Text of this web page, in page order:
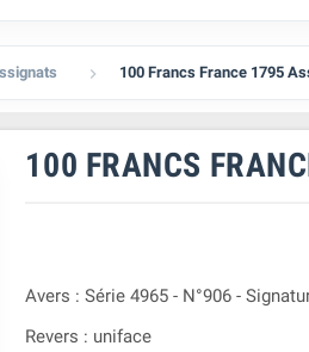
 100 Francs France 1795
100 FRANCS
Avers : Série 4965 - N°906 -
Revers : uniface